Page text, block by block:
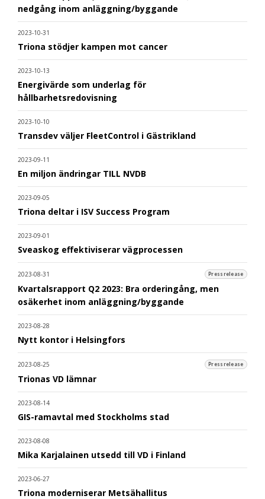
nedgång inom anläggning/byggande
2023-10-31
Triona stödjer kampen mot cancer
2023-10-13
Energivärde som underlag för
hållbarhetsredovisning
2023-10-10
Transdev väljer FleetControl i Gästrikland
2023-09-11
En miljon ändringar TILL NVDB
2023-09-05
Triona deltar i ISV Success Program
2023-09-01
Sveaskog effektiviserar vägprocessen
2023-08-31 Pressrelease
Kvartalsrapport Q2 2023: Bra orderingång, men
osäkerhet inom anläggning/byggande
2023-08-28
Nytt kontor i Helsingfors
2023-08-25 Pressrelease
Trionas VD lämnar
2023-08-14
GIS-ramavtal med Stockholms stad
2023-08-08
Mika Karjalainen utsedd till VD i Finland
2023-06-27
Triona moderniserar Metsähallitus